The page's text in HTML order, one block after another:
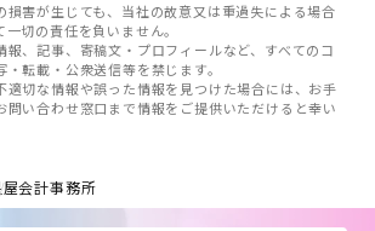
損害が生じても、当社の故意又は重過失による場合
切の責任を負いません。
報、記事、寄稿文・プロフィールなど、すべてのコ
転載・公衆送信等を禁じます。
適切な情報や誤った情報を見つけた場合には、お手
問い合わせ窓口まで情報をご提供いただけると幸い
屋会計事務所